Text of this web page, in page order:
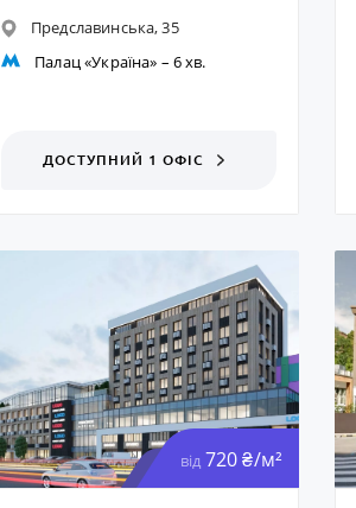
Предславинська, 35
Палац «Україна» – 6 хв.
ДОСТУПНИЙ 1 ОФІС
від 720 ₴/м²